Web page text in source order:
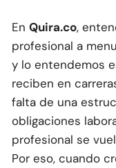
En Quira.co,
profesional a
y lo entendemos
reciben en
falta de una
obligaciones
profesional se
Por eso, cuando